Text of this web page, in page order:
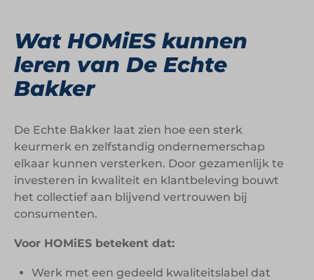
Wat HOMiES kunnen
leren van De Echte
Bakker
De Echte Bakker laat zien hoe een sterk
keurmerk en zelfstandig ondernemerschap
elkaar kunnen versterken. Door gezamenlijk te
investeren in kwaliteit en klantbeleving bouwt
het collectief aan blijvend vertrouwen bij
consumenten.
Voor HOMiES betekent dat:
Werk met een gedeeld kwaliteitslabel dat